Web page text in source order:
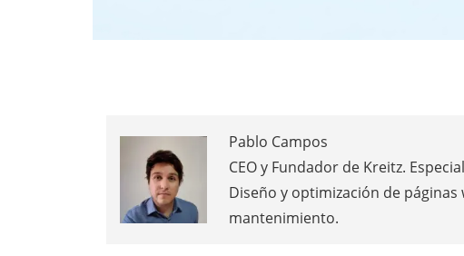
Pablo Campos
CEO y Fundador de Kreitz.
Diseño y optimización de
mantenimiento.